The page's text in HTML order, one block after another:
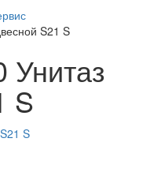
S21 S
Унитаз
S